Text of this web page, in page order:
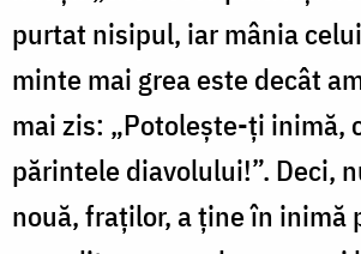
purtat nisipul, iar mânia
minte mai grea este decât
mai zis: „Potoleşte-ţi inimă,
părintele diavolului!”. Deci,
nouă, fraţilor, a ţine în inimă